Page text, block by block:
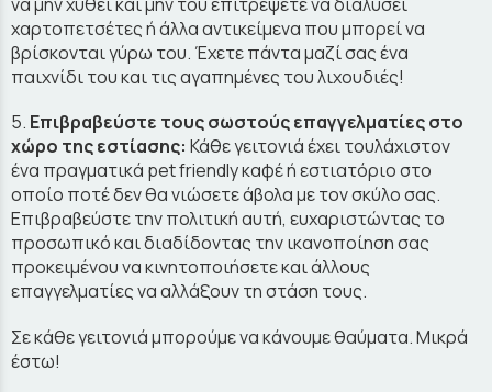
χαρτοπετσέτες ή άλλα αντικείμενα που μπορεί να
βρίσκονται γύρω του. Έχετε πάντα μαζί σας ένα
παιχνίδι του και τις αγαπημένες του λιχουδιές!
5. Επιβραβεύστε τους σωστούς επαγγελματίες στο
χώρο της εστίασης: Κάθε γειτονιά έχει τουλάχιστον
ένα πραγματικά pet friendly καφέ ή εστιατόριο στο
οποίο ποτέ δεν θα νιώσετε άβολα με τον σκύλο σας.
Επιβραβεύστε την πολιτική αυτή, ευχαριστώντας το
προσωπικό και διαδίδοντας την ικανοποίηση σας
προκειμένου να κινητοποιήσετε και άλλους
επαγγελματίες να αλλάξουν τη στάση τους.
Σε κάθε γειτονιά μπορούμε να κάνουμε θαύματα. Μικρά
έστω!